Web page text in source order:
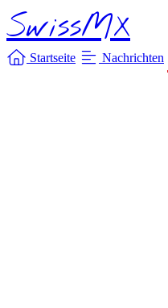
SwissMX
Startseite Nachrichten